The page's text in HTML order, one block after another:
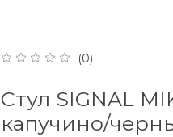
(0)
Стул SIGNAL
капучино/